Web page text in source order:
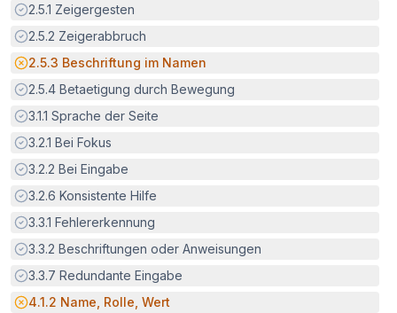
Erfüllt:
2.5.1 Zeigergesten
Erfüllt:
2.5.2 Zeigerabbruch
Potenzielle Barriere:
2.5.3 Beschriftung im Namen
Erfüllt:
2.5.4 Betaetigung durch Bewegung
Erfüllt:
3.1.1 Sprache der Seite
Erfüllt:
3.2.1 Bei Fokus
Erfüllt:
3.2.2 Bei Eingabe
Erfüllt:
3.2.6 Konsistente Hilfe
Erfüllt:
3.3.1 Fehlererkennung
Erfüllt:
3.3.2 Beschriftungen oder Anweisungen
Erfüllt:
3.3.7 Redundante Eingabe
Potenzielle Barriere:
4.1.2 Name, Rolle, Wert